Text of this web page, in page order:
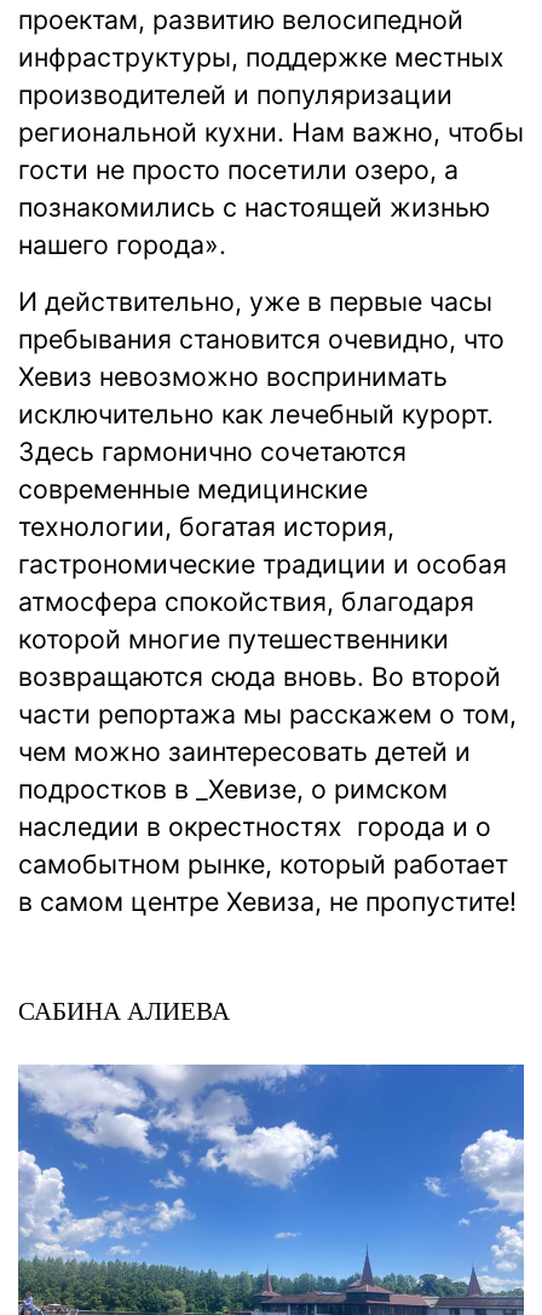
проектам, развитию велосипедной
инфраструктуры, поддержке местных
производителей и популяризации
региональной кухни. Нам важно, чтобы
гости не просто посетили озеро, а
познакомились с настоящей жизнью
нашего города».
И действительно, уже в первые часы
пребывания становится очевидно, что
Хевиз невозможно воспринимать
исключительно как лечебный курорт.
Здесь гармонично сочетаются
современные медицинские
технологии, богатая история,
гастрономические традиции и особая
атмосфера спокойствия, благодаря
которой многие путешественники
возвращаются сюда вновь. Во второй
части репортажа мы расскажем о том,
чем можно заинтересовать детей и
подростков в _Хевизе, о римском
наследии в окрестностях города и о
самобытном рынке, который работает
в самом центре Хевиза, не пропустите!
САБИНА АЛИЕВА